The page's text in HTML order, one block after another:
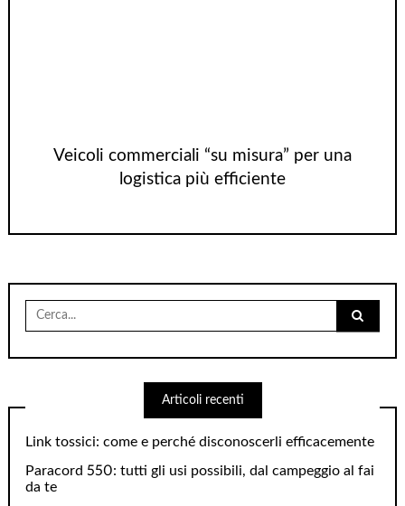
Veicoli commerciali “su misura” per una
logistica più efficiente
Cerca
per:
Articoli recenti
Link tossici: come e perché disconoscerli efficacemente
Paracord 550: tutti gli usi possibili, dal campeggio al fai
da te